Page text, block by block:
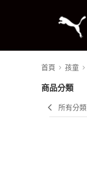
首頁 孩童
商品分類
所有分類